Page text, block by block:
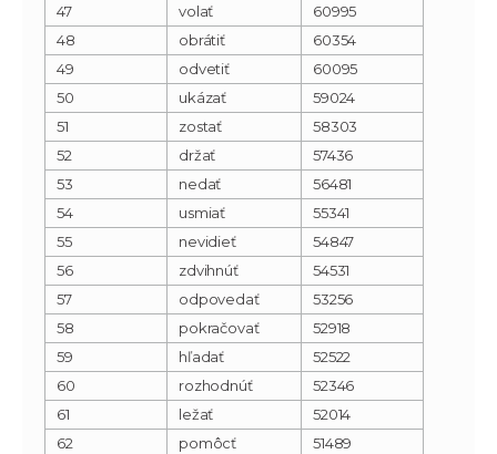
47
volať
60995
48
obrátiť
60354
49
odvetiť
60095
50
ukázať
59024
51
zostať
58303
52
držať
57436
53
nedať
56481
54
usmiať
55341
55
nevidieť
54847
56
zdvihnúť
54531
57
odpovedať
53256
58
pokračovať
52918
59
hľadať
52522
60
rozhodnúť
52346
61
ležať
52014
62
pomôcť
51489